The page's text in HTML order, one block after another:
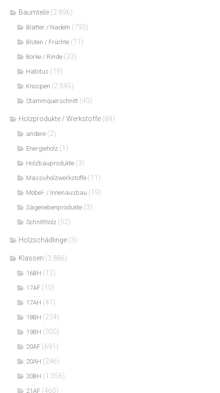
Baumteile (2.896)
Blätter / Nadeln (793)
Blüten / Früchte (11)
Borke / Rinde (33)
Habitus (19)
Knospen (2.045)
Stammquerschnitt (40)
Holzprodukte / Werkstoffe (89)
andere (2)
Energieholz (1)
Holzbauprodukte (3)
Massivholzwerkstoffe (11)
Möbel- / Innenausbau (19)
Sägenebenprodukte (3)
Schnittholz (52)
Holzschädlinge (3)
Klassen (3.886)
16BH (12)
17AF (10)
17AH (41)
18BH (234)
19BH (300)
20AF (691)
20AH (246)
20BH (1.356)
21AF (460)